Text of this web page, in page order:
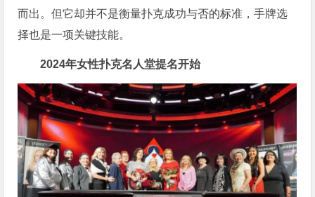
而出。但它却并不是衡量扑克成功与否的标准，手牌选
择也是一项关键技能。
2024年女性扑克名人堂提名开始